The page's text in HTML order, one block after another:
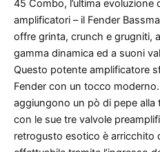
45 Combo, l’ultima evoluzione
amplificatori – il Fender
offre grinta, crunch e grugniti,
gamma dinamica ed a suoni
Questo potente amplificatore
Fender con un tocco
aggiungono un pò di pepe alla
con le sue tre valvole
retrogusto esotico è arricchito